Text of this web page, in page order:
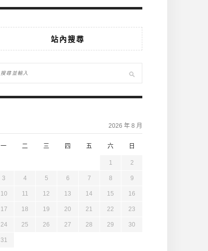
站內搜尋
2026 年 8 月
一 二 三 四 五 六 日
1 2
3 4 5 6 7 8 9
10 11 12 13 14 15 16
17 18 19 20 21 22 23
24 25 26 27 28 29 30
31